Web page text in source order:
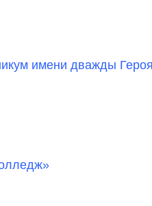
имени дважды